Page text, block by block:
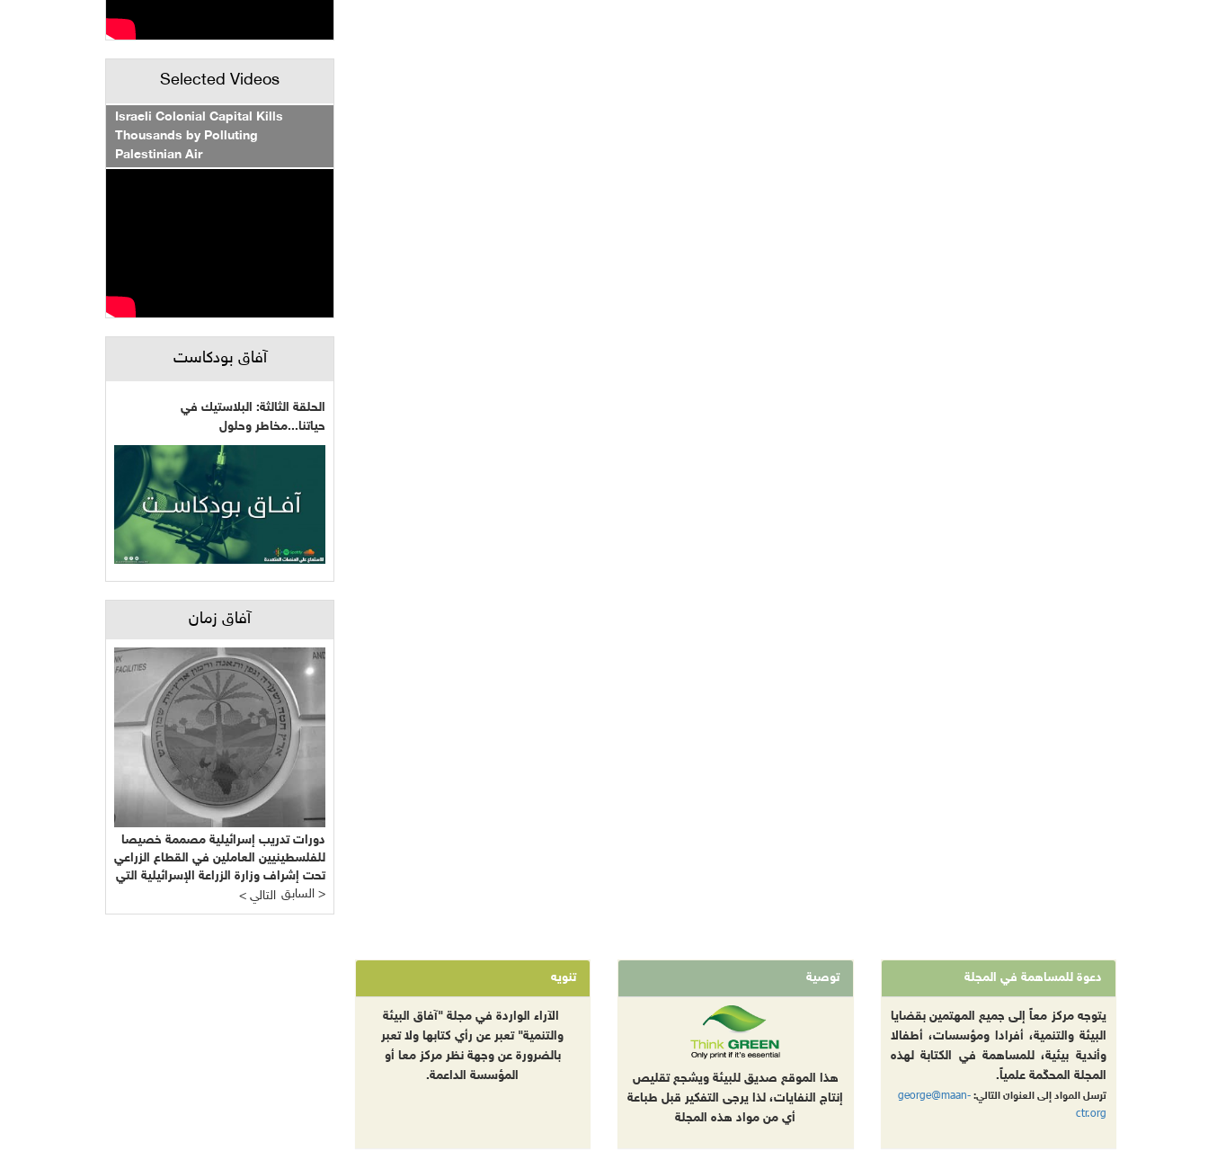
Selected Videos
Israeli Colonial Capital Kills
Thousands by Polluting
Palestinian Air
آفاق بودكاست
الحلقة الثالثة: البلاستيك في
حياتنا...مخاطر وحلول
آفاق زمان
دورات تدريب إسرائيلية مصممة خصيصا
للفلسطينيين العاملين في القطاع الزراعي
تحت إشراف وزارة الزراعة الإسرائيلية التي
يرأسها يائير شَمِير نائب ليبرمان رئيس
"إسرائيل بيتنا"!!!
< التالي السابق >
دعوة للمساهمة في المجلة
يتوجه مركز معاً إلى جميع المهتمين بقضايا
البيئة والتنمية، أفرادا ومؤسسات، أطفالا
وأندية بيئية، للمساهمة في الكتابة لهذه
المجلة المحكّمة علمياً.
ترسل المواد إلى العنوان التالي:george@maan-
ctr.org
توصية
هذا الموقع صديق للبيئة ويشجع تقليص
إنتاج النفايات، لذا يرجى التفكير قبل طباعة
أي من مواد هذه المجلة
تنويه
الآراء الواردة في مجلة "آفاق البيئة
والتنمية" تعبر عن رأي كتابها ولا تعبر
بالضرورة عن وجهة نظر مركز معا أو
المؤسسة الداعمة.